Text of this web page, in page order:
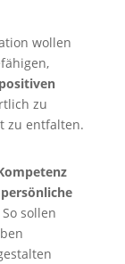
wollen
positiven
zu
zu entfalten.
persönliche
sollen